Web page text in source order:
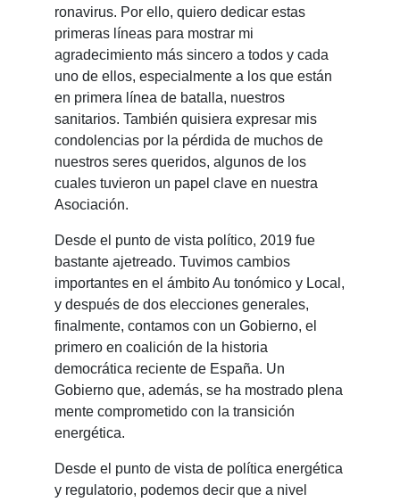
ronavirus. Por ello, quiero dedicar estas
primeras líneas para mostrar mi
agradecimiento más sincero a todos y cada
uno de ellos, especialmente a los que están
en primera línea de batalla, nuestros
sanitarios. También quisiera expresar mis
condolencias por la pérdida de muchos de
nuestros seres queridos, algunos de los
cuales tuvieron un papel clave en nuestra
Asociación.
Desde el punto de vista político, 2019 fue
bastante ajetreado. Tuvimos cambios
importantes en el ámbito Au tonómico y Local,
y después de dos elecciones generales,
finalmente, contamos con un Gobierno, el
primero en coalición de la historia
democrática reciente de España. Un
Gobierno que, además, se ha mostrado plena
mente comprometido con la transición
energética.
Desde el punto de vista de política energética
y regulatorio, podemos decir que a nivel